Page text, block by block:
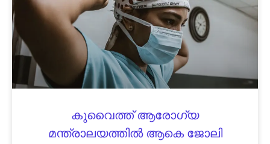
കുവൈത്ത് ആരോഗ്യ
മന്ത്രാലയത്തിൽ ആകെ ജോലി